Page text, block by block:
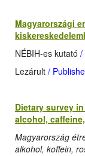
Magyarországi
NÉBIH-es kutató /
Lezárult /
Dietary survey
alcohol,
Magyarország
alkohol, koffein,